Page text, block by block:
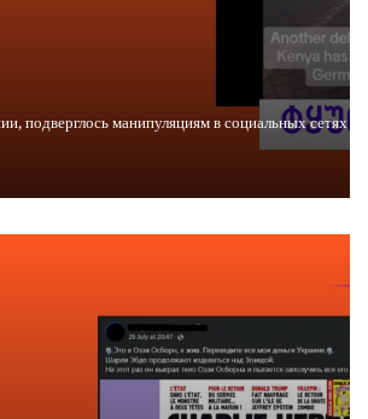
подверглось манипуляциям в социальных сетях